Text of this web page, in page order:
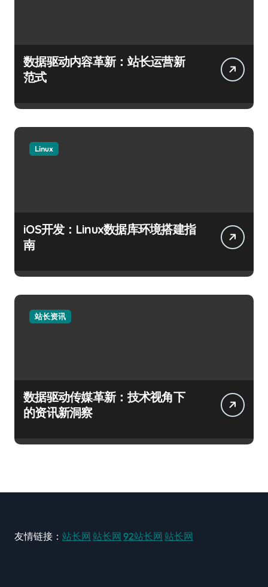
数据驱动内容革新：站长运营新
范式
Linux
iOS开发：Linux数据库环境搭建指
南
站长资讯
数据驱动传媒革新：技术视角下
的资讯新洞察
友情链接： 站长网 站长网 92站长网 站长网